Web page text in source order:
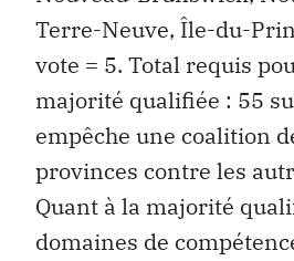
Terre-Neuve, Île-du-
vote = 5. Total requis
majorité qualifiée : 55
empêche une coalition
provinces contre les
Quant à la majorité
domaines de